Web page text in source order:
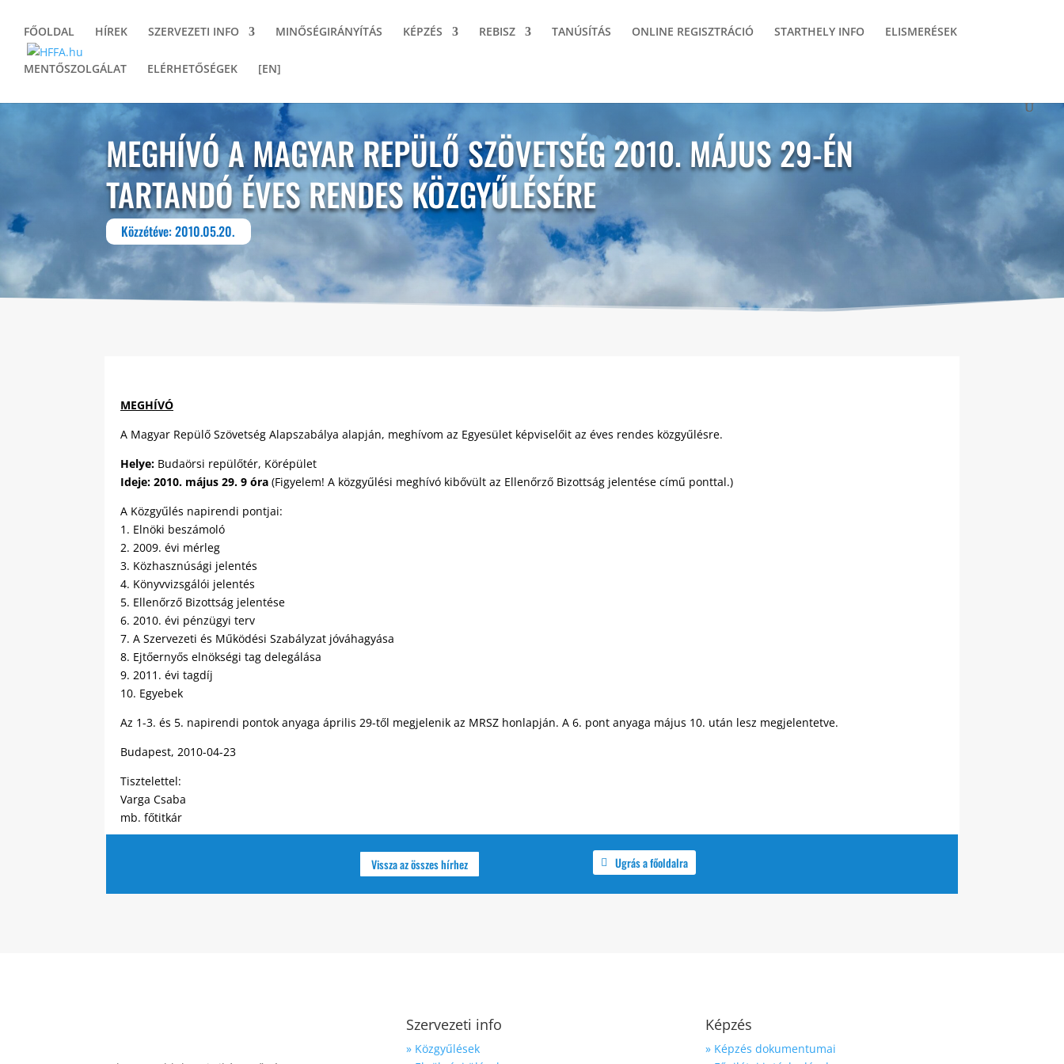
FŐOLDAL HÍREK SZERVEZETI INFO MINŐSÉGIRÁNYÍTÁS KÉPZÉS REBISZ TANÚSÍTÁS ONLINE REGISZTRÁCIÓ STARTHELY INFO ELISMERÉSEK
MENTŐSZOLGÁLAT ELÉRHETŐSÉGEK [EN]
MEGHÍVÓ A MAGYAR REPÜLŐ SZÖVETSÉG 2010. MÁJUS 29-ÉN
TARTANDÓ ÉVES RENDES KÖZGYŰLÉSÉRE
Közzétéve: 2010.05.20.
MEGHÍVÓ
A Magyar Repülő Szövetség Alapszabálya alapján, meghívom az Egyesület képviselőit az éves rendes közgyűlésre.
Helye: Budaörsi repülőtér, Körépület
Ideje: 2010. május 29. 9 óra (Figyelem! A közgyűlési meghívó kibővült az Ellenőrző Bizottság jelentése című ponttal.)
A Közgyűlés napirendi pontjai:
1. Elnöki beszámoló
2. 2009. évi mérleg
3. Közhasznúsági jelentés
4. Könyvvizsgálói jelentés
5. Ellenőrző Bizottság jelentése
6. 2010. évi pénzügyi terv
7. A Szervezeti és Működési Szabályzat jóváhagyása
8. Ejtőernyős elnökségi tag delegálása
9. 2011. évi tagdíj
10. Egyebek
Az 1-3. és 5. napirendi pontok anyaga április 29-től megjelenik az MRSZ honlapján. A 6. pont anyaga május 10. után lesz megjelentetve.
Budapest, 2010-04-23
Tisztelettel:
Varga Csaba
mb. főtitkár
Vissza az összes hírhez Ugrás a főoldalra
Szervezeti info
» Közgyűlések
Képzés
» Képzés dokumentumai